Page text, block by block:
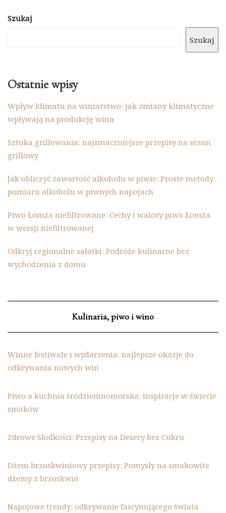
Szukaj
Szukaj
Ostatnie wpisy
Wpływ klimatu na winiarstwo: jak zmiany klimatyczne
wpływają na produkcję wina
Sztuka grillowania: najsmaczniejsze przepisy na sezon
grillowy
Jak obliczyć zawartość alkoholu w piwie: Proste metody
pomiaru alkoholu w piwnych napojach
Piwo Łomża niefiltrowane: Cechy i walory piwa Łomża
w wersji niefiltrowanej
Odkryj regionalne sałatki: Podróże kulinarne bez
wychodzenia z domu
Kulinaria, piwo i wino
Winne festiwale i wydarzenia: najlepsze okazje do
odkrywania nowych win
Piwo a kuchnia śródziemnomorska: inspiracje w świecie
smaków
Zdrowe Słodkości: Przepisy na Desery bez Cukru
Dżem brzoskwiniowy przepisy: Pomysły na smakowite
dżemy z brzoskwiń
Napojowe trendy: odkrywanie fascynującego świata